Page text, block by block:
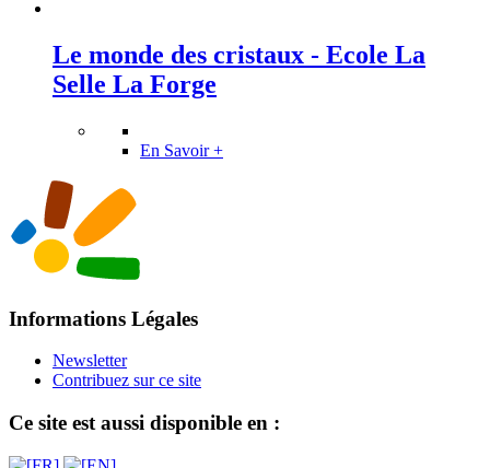
Le monde des cristaux - Ecole La
Selle La Forge
En Savoir +
Informations Légales
Newsletter
Contribuez sur ce site
Ce site est aussi disponible en :